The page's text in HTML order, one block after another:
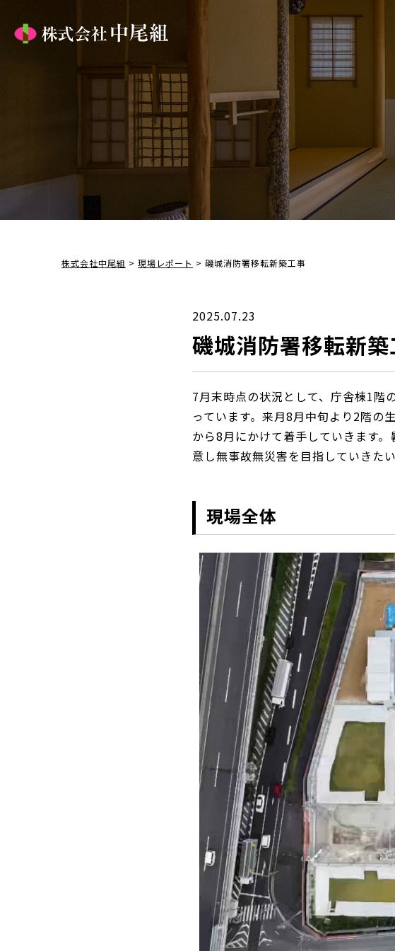
株式会社中尾組 > 現場レポート > 磯城消防署移転新築工事
2025.07.23
磯城消防署移転新築
7月末時点の状況として、庁舎棟1階
っています。来月8月中旬より2階の
から8月にかけて着手していきます
意し無事故無災害を目指していきたい
現場全体